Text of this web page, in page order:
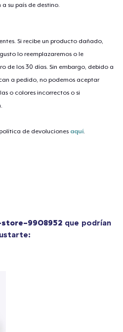
su país de destino.
Si recibe un producto dañado,
lo reemplazaremos o le
de los 30 días. Sin embargo, debido a
a pedido, no podemos aceptar
o colores incorrectos o si
de devoluciones aquí.
9908952que podrían